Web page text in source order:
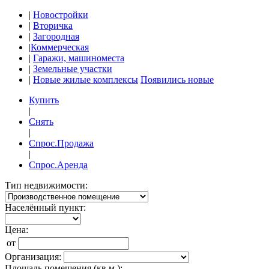
| Новостройки
| Вторичка
| Загородная
|Коммерческая
| Гаражи, машиноместа
| Земельные участки
| Новые жилые комплексы Появились новые
Купить
|
Снять
|
Спрос.Продажа
|
Спрос.Аренда
Тип недвижимости:
Населённый пункт:
Цена:
от
Организация: